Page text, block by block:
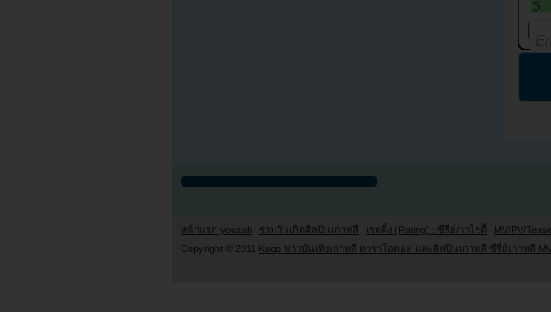
หน้าแรก youzab รวมวันเกิดศิลปินเกาหลี เรตติ้ง (Rating) : ซีรี่ย์/วาไรตี้ MV/PV/
Copyright © 2011 Kpop ข่าวบันเทิงเกาหลี ดาราไอดอล และศิลปินเกาหลี ซีรี่ย์เกาหลี